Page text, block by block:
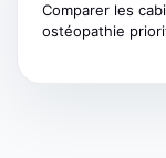
Comparer les
ostéopathie